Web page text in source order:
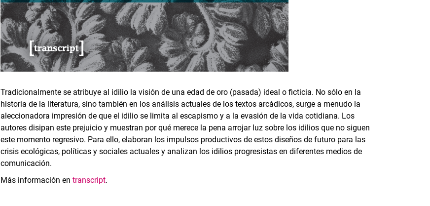
Tradicionalmente se atribuye al idilio la visión de una edad de oro (pasada) ideal o ficticia. No sólo en la
historia de la literatura, sino también en los análisis actuales de los textos arcádicos, surge a menudo la
aleccionadora impresión de que el idilio se limita al escapismo y a la evasión de la vida cotidiana. Los
autores disipan este prejuicio y muestran por qué merece la pena arrojar luz sobre los idilios que no siguen
este momento regresivo. Para ello, elaboran los impulsos productivos de estos diseños de futuro para las
crisis ecológicas, políticas y sociales actuales y analizan los idilios progresistas en diferentes medios de
comunicación.
Más información entranscript.